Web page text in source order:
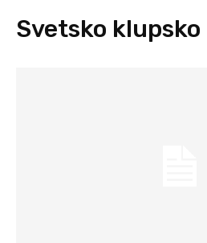
Svetsko